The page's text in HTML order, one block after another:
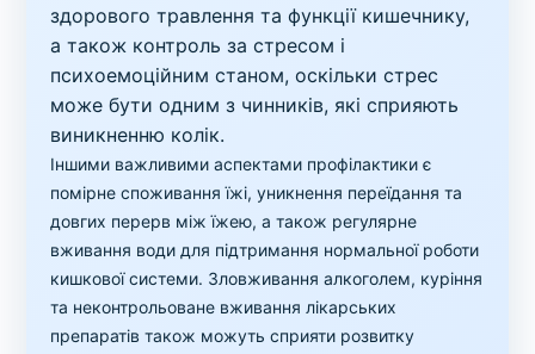
здорового травлення та функції кишечнику,
а також контроль за стресом і
психоемоційним станом, оскільки стрес
може бути одним з чинників, які сприяють
виникненню колік.
Іншими важливими аспектами профілактики є
помірне споживання їжі, уникнення переїдання та
довгих перерв між їжею, а також регулярне
вживання води для підтримання нормальної роботи
кишкової системи. Зловживання алкоголем, куріння
та неконтрольоване вживання лікарських
препаратів також можуть сприяти розвитку